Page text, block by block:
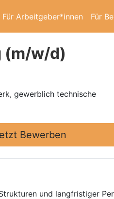
Für Arbeitgeber*innen Für
(m/w/d)
gewerblich technische
Bewerben
und langfristiger